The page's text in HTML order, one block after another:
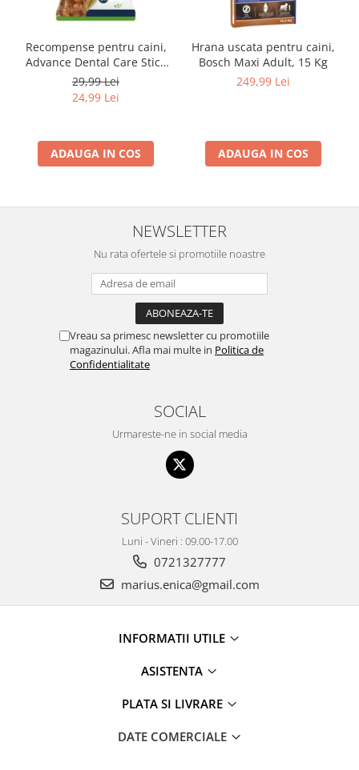
Recompense pentru caini,
Advance Dental Care Stick
Medium/Maxi, 180g
29,99 Lei
24,99 Lei
ADAUGA IN COS
Hrana uscata pentru caini,
Bosch Maxi Adult, 15 Kg
249,99 Lei
ADAUGA IN COS
NEWSLETTER
Nu rata ofertele si promotiile noastre
Vreau sa primesc newsletter cu promotiile
magazinului. Afla mai multe in Politica de
Confidentialitate
SOCIAL
Urmareste-ne in social media
SUPORT CLIENTI
Luni - Vineri : 09.00-17.00
0721327777
marius.enica@gmail.com
INFORMATII UTILE
ASISTENTA
PLATA SI LIVRARE
DATE COMERCIALE